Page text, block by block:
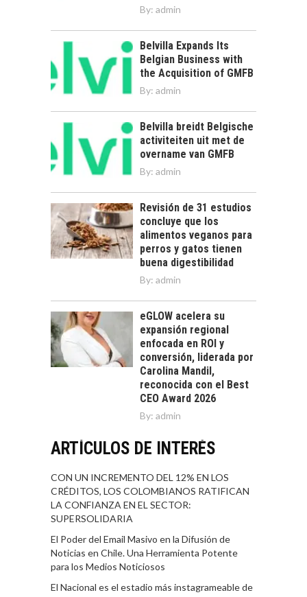
By: admin
Belvilla Expands Its
Belgian Business with
the Acquisition of GMFB
By: admin
Belvilla breidt Belgische
activiteiten uit met de
overname van GMFB
By: admin
Revisión de 31 estudios
concluye que los
alimentos veganos para
perros y gatos tienen
buena digestibilidad
By: admin
eGLOW acelera su
expansión regional
enfocada en ROI y
conversión, liderada por
Carolina Mandil,
reconocida con el Best
CEO Award 2026
By: admin
ARTÍCULOS DE INTERÉS
CON UN INCREMENTO DEL 12% EN LOS
CRÉDITOS, LOS COLOMBIANOS RATIFICAN
LA CONFIANZA EN EL SECTOR:
SUPERSOLIDARIA
El Poder del Email Masivo en la Difusión de
Noticias en Chile. Una Herramienta Potente
para los Medios Noticiosos
El Nacional es el estadio más instagrameable de